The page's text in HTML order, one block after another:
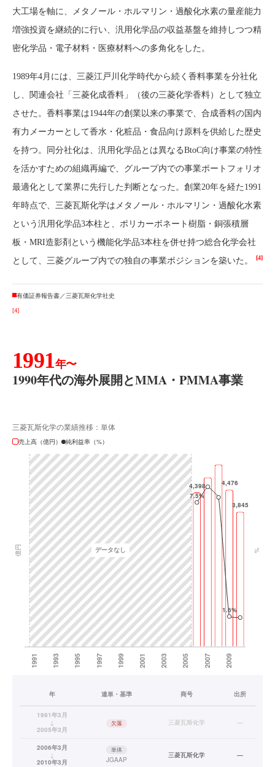
大工場を軸に、メタノール・ホルマリン・過酸化水素の量産能力
増強投資を継続的に行い、汎用化学品の収益基盤を維持しつつ精
密化学品・電子材料・医療材料への多角化をした。
1989年4月には、三菱江戸川化学時代から続く香料事業を分社化
し、関連会社「三菱化成香料」（後の三菱化学香料）として独立
させた。香料事業は1944年の創業以来の事業で、合成香料の国内
有力メーカーとして香水・化粧品・食品向け原料を供給した歴史
を持つ。同分社化は、汎用化学品とは異なるBtoC向け事業の特性
を活かすための組織再編で、グループ内での事業ポートフォリオ
最適化として業界に先行した判断となった。創業20年を経た1991
年時点で、三菱瓦斯化学はメタノール・ホルマリン・過酸化水素
という汎用化学品3本柱と、ポリカーボネート樹脂・銅張積層
板・MRI造影剤という機能化学品3本柱を併せ持つ総合化学会社
として、三菱グループ内での独自の事業ポジションを築いた。
[4]
有価証券報告書／三菱瓦斯化学社史
[4]
1991年〜
1990年代の海外展開とMMA・PMMA事業
三菱瓦斯化学の業績推移：単体
売上高（億円）
純利益率（%）
年 連単・基準 商号 出所
1991年3月
↓
2005年3月
欠落 三菱瓦斯化学 —
2006年3月
↓
2010年3月
単体
JGAAP
三菱瓦斯化学 —